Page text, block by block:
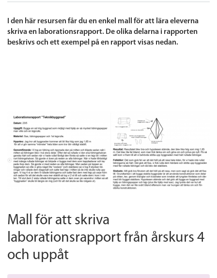
I den här resursen får du en enkel mall för att lära eleverna
skriva en laborationsrapport. De olika delarna i rapporten
beskrivs och ett exempel på en rapport visas nedan.
Mall för att skriva
laborationsrapport från årskurs 4
och uppåt